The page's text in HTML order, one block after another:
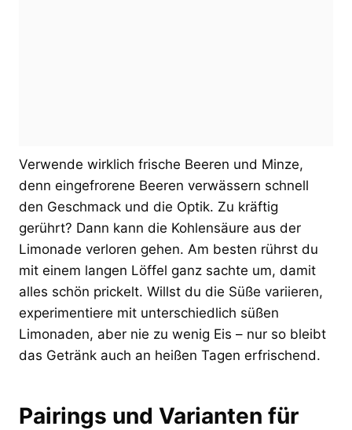
Verwende wirklich frische Beeren und Minze,
denn eingefrorene Beeren verwässern schnell
den Geschmack und die Optik. Zu kräftig
gerührt? Dann kann die Kohlensäure aus der
Limonade verloren gehen. Am besten rührst du
mit einem langen Löffel ganz sachte um, damit
alles schön prickelt. Willst du die Süße variieren,
experimentiere mit unterschiedlich süßen
Limonaden, aber nie zu wenig Eis – nur so bleibt
das Getränk auch an heißen Tagen erfrischend.
Pairings und Varianten für